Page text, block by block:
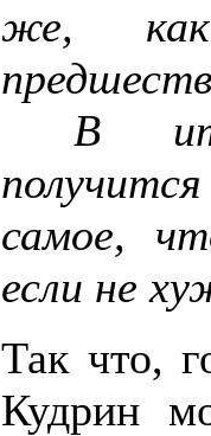
же,
В
самое,
если не
Так что,
Кудрин